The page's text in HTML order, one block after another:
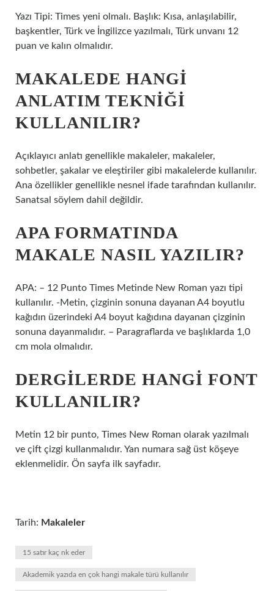
Yazı Tipi: Times yeni olmalı. Başlık: Kısa, anlaşılabilir,
başkentler, Türk ve İngilizce yazılmalı, Türk unvanı 12
puan ve kalın olmalıdır.
MAKALEDE HANGI
ANLATIM TEKNIĞI
KULLANILIR?
Açıklayıcı anlatı genellikle makaleler, makaleler,
sohbetler, şakalar ve eleştiriler gibi makalelerde kullanılır.
Ana özellikler genellikle nesnel ifade tarafından kullanılır.
Sanatsal söylem dahil değildir.
APA FORMATINDA
MAKALE NASIL YAZILIR?
APA: – 12 Punto Times Metinde New Roman yazı tipi
kullanılır. -Metin, çizginin sonuna dayanan A4 boyutlu
kağıdın üzerindeki A4 boyut kağıdına dayanan çizginin
sonuna dayanmalıdır. – Paragraflarda ve başlıklarda 1,0
cm mola olmalıdır.
DERGILERDE HANGI FONT
KULLANILIR?
Metin 12 bir punto, Times New Roman olarak yazılmalı
ve çift çizgi kullanmalıdır. Yan numara sağ üst köşeye
eklenmelidir. Ön sayfa ilk sayfadır.
Tarih: Makaleler
15 satır kaç nk eder
Akademik yazıda en çok hangi makale türü kullanılır